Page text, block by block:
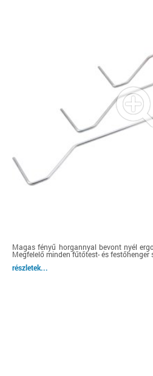
Magas fényű horgannyal bevont nyél
Megfelelő minden fűtőtest- és festőhenger
részletek...